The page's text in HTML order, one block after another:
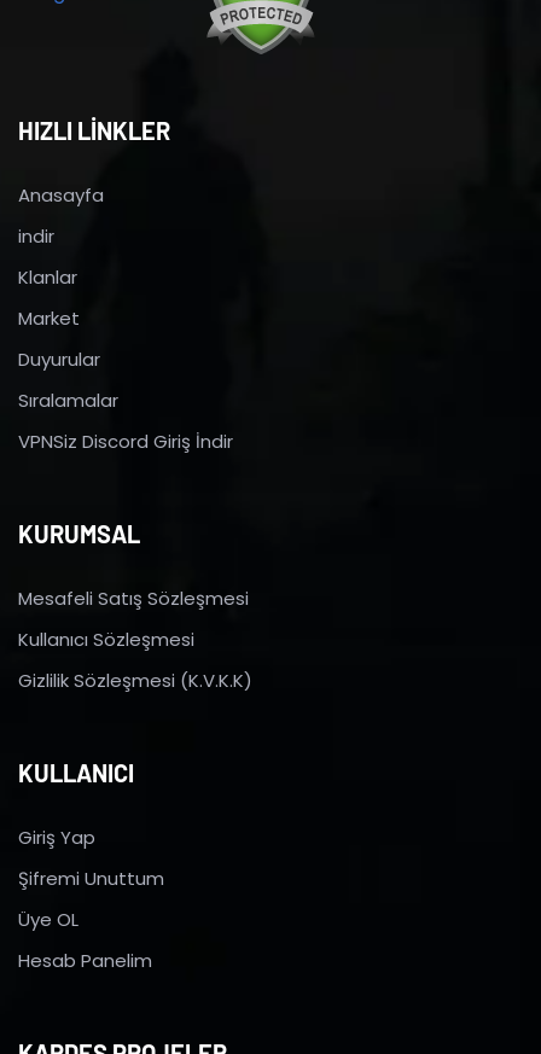
HIZLI LİNKLER
Anasayfa
indir
Klanlar
Market
Duyurular
Sıralamalar
VPNSiz Discord Giriş İndir
KURUMSAL
Mesafeli Satış Sözleşmesi
Kullanıcı Sözleşmesi
Gizlilik Sözleşmesi (K.V.K.K)
KULLANICI
Giriş Yap
Şifremi Unuttum
Üye OL
Hesab Panelim